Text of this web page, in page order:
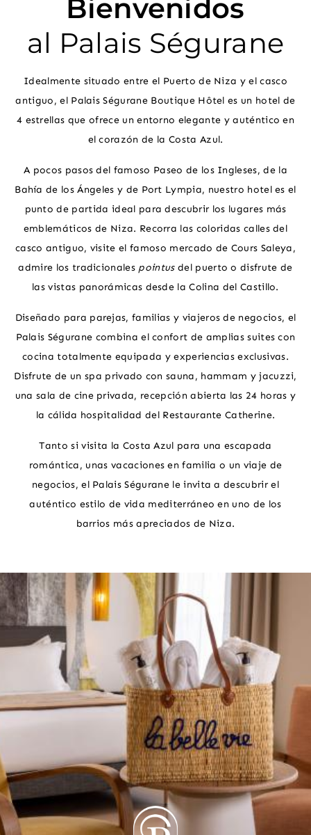
Bienvenidos
al Palais Ségurane
Idealmente situado entre el Puerto de Niza y el casco
antiguo, el Palais Ségurane Boutique Hôtel es un hotel de
4 estrellas que ofrece un entorno elegante y auténtico en
el corazón de la Costa Azul.
A pocos pasos del famoso Paseo de los Ingleses, de la
Bahía de los Ángeles y de Port Lympia, nuestro hotel es el
punto de partida ideal para descubrir los lugares más
emblemáticos de Niza. Recorra las coloridas calles del
casco antiguo, visite el famoso mercado de Cours Saleya,
admire los tradicionales pointusdel puerto o disfrute de
las vistas panorámicas desde la Colina del Castillo.
Diseñado para parejas, familias y viajeros de negocios, el
Palais Ségurane combina el confort de amplias suites con
cocina totalmente equipada y experiencias exclusivas.
Disfrute de un spa privado con sauna, hammam y jacuzzi,
una sala de cine privada, recepción abierta las 24 horas y
la cálida hospitalidad del Restaurante Catherine.
Tanto si visita la Costa Azul para una escapada
romántica, unas vacaciones en familia o un viaje de
negocios, el Palais Ségurane le invita a descubrir el
auténtico estilo de vida mediterráneo en uno de los
barrios más apreciados de Niza.